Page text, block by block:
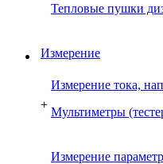
Тепловые пушки
Измерение
+
Измерение тока,
Мультиметры
Измерение